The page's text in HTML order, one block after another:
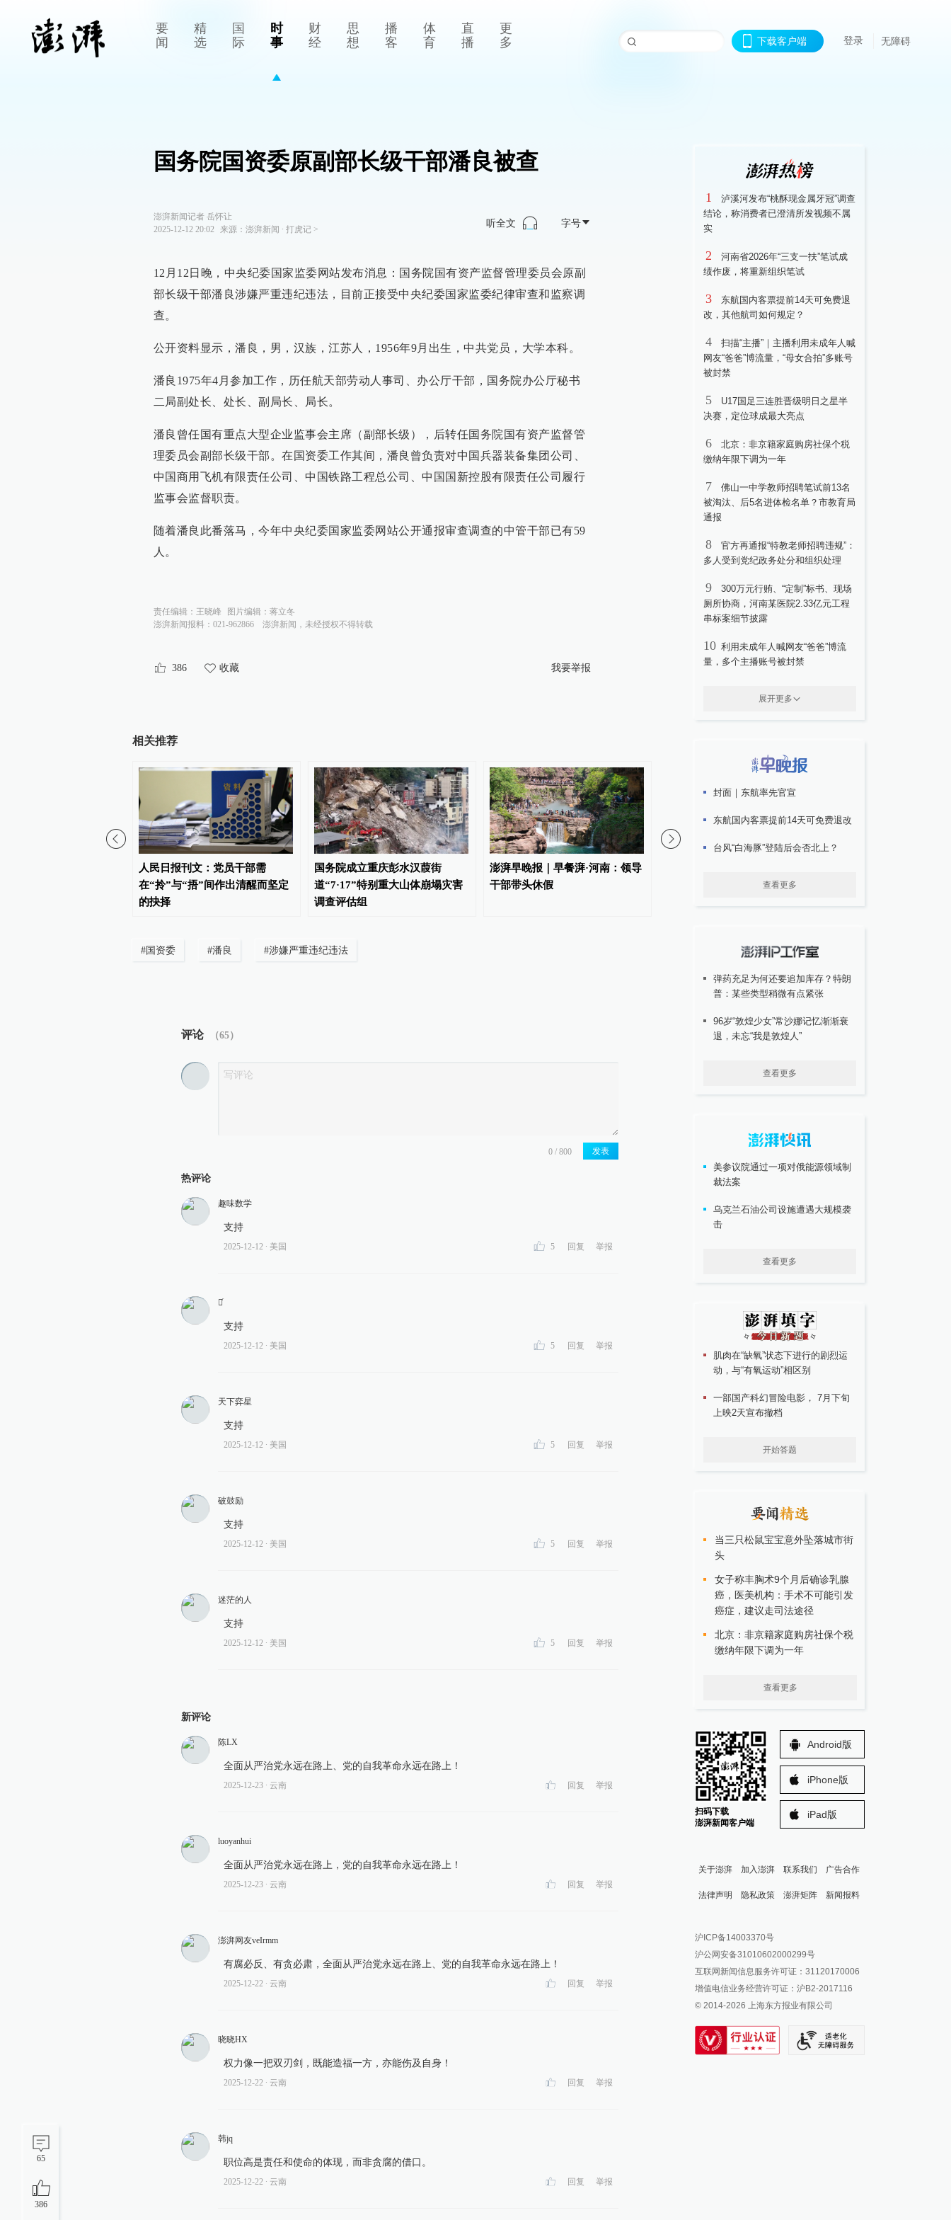
要
闻
精
选
国
际
时
事
财
经
思
想
播
客
体
育
直
播
更
多
下载客户端 登录 无障碍
65
386
国务院国资委原副部长级干部潘良被查
澎湃新闻记者 岳怀让
2025-12-12 20:02
来源： 澎湃新闻 ∙ 打虎记>
听全文 字号
12月12日晚，中央纪委国家监委网站发布消息：国务院国有资产监督管理委员会原副
部长级干部潘良涉嫌严重违纪违法，目前正接受中央纪委国家监委纪律审查和监察调
查。
公开资料显示，潘良，男，汉族，江苏人，1956年9月出生，中共党员，大学本科。
潘良1975年4月参加工作，历任航天部劳动人事司、办公厅干部，国务院办公厅秘书
二局副处长、处长、副局长、局长。
潘良曾任国有重点大型企业监事会主席（副部长级），后转任国务院国有资产监督管
理委员会副部长级干部。在国资委工作其间，潘良曾负责对中国兵器装备集团公司、
中国商用飞机有限责任公司、中国铁路工程总公司、中国国新控股有限责任公司履行
监事会监督职责。
随着潘良此番落马，今年中央纪委国家监委网站公开通报审查调查的中管干部已有59
人。
责任编辑： 王晓峰 图片编辑： 蒋立冬
澎湃新闻报料：021-962866
澎湃新闻，未经授权不得转载
386 收藏 我要举报
相关推荐
人民日报刊文：党员干部需
在“拎”与“捂”间作出清醒而坚定
的抉择
国务院成立重庆彭水汉葭街
道“7·17”特别重大山体崩塌灾害
调查评估组
澎湃早晚报｜早餐湃·河南：领导
干部带头休假
部要带头休假，推动全员应休尽
# 国资委 #潘良 #涉嫌严重违纪违法
评论 （65）
发表
热评论
趣味数学
支持
2025-12-12 ∙ 美国 5 回复 举报
榮ͬ
支持
2025-12-12 ∙ 美国 5 回复 举报
天下弈星
支持
2025-12-12 ∙ 美国 5 回复 举报
破鼓励
支持
2025-12-12 ∙ 美国 5 回复 举报
迷茫的人
支持
2025-12-12 ∙ 美国 5 回复 举报
新评论
陈LX
全面从严治党永远在路上、党的自我革命永远在路上！
2025-12-23 ∙ 云南 回复 举报
luoyanhui
全面从严治党永远在路上，党的自我革命永远在路上！
2025-12-23 ∙ 云南 回复 举报
澎湃网友veIrmm
有腐必反、有贪必肃，全面从严治党永远在路上、党的自我革命永远在路上！
2025-12-22 ∙ 云南 回复 举报
晓晓HX
权力像一把双刃剑，既能造福一方，亦能伤及自身！
2025-12-22 ∙ 云南 回复 举报
韩jq
职位高是责任和使命的体现，而非贪腐的借口。
2025-12-22 ∙ 云南 回复 举报
1
泸溪河发布“桃酥现金属牙冠”调查
结论，称消费者已澄清所发视频不属
实
2
河南省2026年“三支一扶”笔试成
绩作废，将重新组织笔试
3
东航国内客票提前14天可免费退
改，其他航司如何规定？
4
扫描“主播”｜主播利用未成年人喊
网友“爸爸”博流量，“母女合拍”多账号
被封禁
5
U17国足三连胜晋级明日之星半
决赛，定位球成最大亮点
6
北京：非京籍家庭购房社保个税
缴纳年限下调为一年
7
佛山一中学教师招聘笔试前13名
被淘汰、后5名进体检名单？市教育局
通报
8
官方再通报“特教老师招聘违规”：
多人受到党纪政务处分和组织处理
9
300万元行贿、“定制”标书、现场
厕所协商，河南某医院2.33亿元工程
串标案细节披露
10 利用未成年人喊网友“爸爸”博流
量，多个主播账号被封禁
展开更多
封面｜东航率先官宣
东航国内客票提前14天可免费退改
台风“白海豚”登陆后会否北上？
查看更多
弹药充足为何还要追加库存？特朗
普：某些类型稍微有点紧张
96岁“敦煌少女”常沙娜记忆渐渐衰
退，未忘“我是敦煌人”
查看更多
美参议院通过一项对俄能源领域制
裁法案
乌克兰石油公司设施遭遇大规模袭
击
查看更多
肌肉在“缺氧”状态下进行的剧烈运
动，与“有氧运动”相区别
一部国产科幻冒险电影， 7月下旬
上映2天宣布撤档
开始答题
当三只松鼠宝宝意外坠落城市街
头
女子称丰胸术9个月后确诊乳腺
癌，医美机构：手术不可能引发
癌症，建议走司法途径
北京：非京籍家庭购房社保个税
缴纳年限下调为一年
查看更多
扫码下载
澎湃新闻客户端
Android版
iPhone版
iPad版
关于澎湃 加入澎湃 联系我们 广告合作
法律声明 隐私政策 澎湃矩阵
澎湃新闻公众号
澎湃新闻抖音号
派生万物开放平台
IP SHANGHAI
SIXTH TONE
新闻报料
报料邮箱: news@thepaper.cn
沪ICP备14003370号
沪公网安备31010602000299号
互联网新闻信息服务许可证：31120170006
增值电信业务经营许可证：沪B2-2017116
© 2014-2026 上海东方报业有限公司